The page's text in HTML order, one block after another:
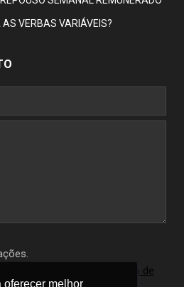
oferecer melhor
oferecer melhor
AS VERBAS VARIÁVEIS?
política de